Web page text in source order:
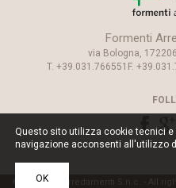
Formenti
via Bologna, 17
T. +39.031.766551 F.
© Formenti Arredamenti S.n.c. - All
Questo sito utilizza cookie tecnici e
navigazione acconsenti all'utilizzo
OK